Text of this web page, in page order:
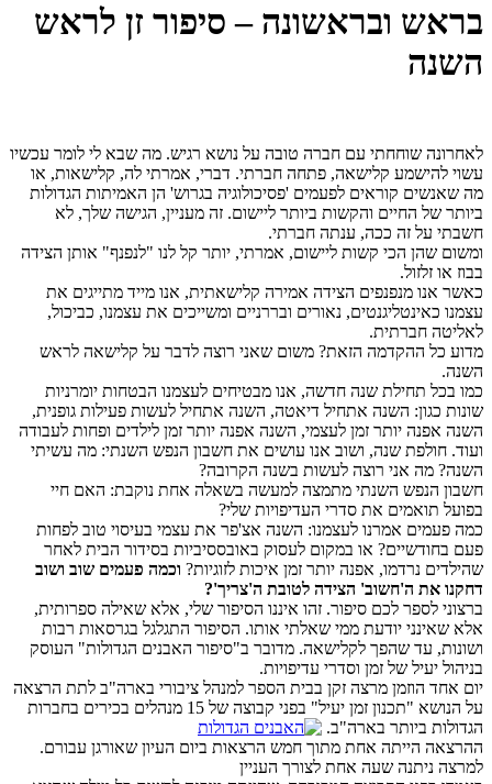
בראש ובראשונה – סיפור זן לראש
השנה
לאחרונה שוחחתי עם חברה טובה על נושא רגיש. מה שבא לי לומר עכשיו
עשוי להישמע קלישאה, פתחה חברתי. דברי, אמרתי לה, קלישאות, או
מה שאנשים קוראים לפעמים 'פסיכולוגיה בגרוש' הן האמיתות הגדולות
ביותר של החיים והקשות ביותר ליישום. זה מעניין, הגישה שלך, לא
חשבתי על זה ככה, ענתה חברתי.
ומשום שהן הכי קשות ליישום, אמרתי, יותר קל לנו "לנפנף" אותן הצידה
בבוז או זלזול.
כאשר אנו מנפנפים הצידה אמירה קלישאתית, אנו מייד מתייגים את
עצמנו כאינטליגנטים, נאורים ובררניים ומשייכים את עצמנו, כביכול,
לאליטה חברתית.
מדוע כל ההקדמה הזאת? משום שאני רוצה לדבר על קלישאה לראש
השנה.
כמו בכל תחילת שנה חדשה, אנו מבטיחים לעצמנו הבטחות יומרניות
שונות כגון: השנה אתחיל דיאטה, השנה אתחיל לעשות פעילות גופנית,
השנה אפנה יותר זמן לעצמי, השנה אפנה יותר זמן לילדים ופחות לעבודה
ועוד. חולפת שנה, ושוב אנו עושים את חשבון הנפש השנתי: מה עשיתי
השנה? מה אני רוצה לעשות בשנה הקרובה?
חשבון הנפש השנתי מתמצה למעשה בשאלה אחת נוקבת: האם חיי
בפועל תואמים את סדרי העדיפויות שלי?
כמה פעמים אמרנו לעצמנו: השנה אצ'פר את עצמי בעיסוי טוב לפחות
פעם בחודשיים? או במקום לעסוק באובססיביות בסידור הבית לאחר
שהילדים נרדמו, אפנה יותר זמן איכות לזוגיות? וכמה פעמים שוב ושוב
דחקנו את ה'חשוב' הצידה לטובת ה'צריך'?
ברצוני לספר לכם סיפור. זהו איננו הסיפור שלי, אלא שאילה ספרותית,
אלא שאינני יודעת ממי שאלתי אותו. הסיפור התגלגל בגרסאות רבות
ושונות, עד שהפך לקלישאה. מדובר ב"סיפור האבנים הגדולות" העוסק
בניהול יעיל של זמן וסדרי עדיפויות.
יום אחד הוזמן מרצה זקן בבית הספר למנהל ציבורי בארה"ב לתת הרצאה
על הנושא "תכנון זמן יעיל" בפני קבוצה של 15 מנהלים בכירים בחברות
הגדולות ביותר בארה"ב.
ההרצאה הייתה אחת מתוך חמש הרצאות ביום העיון שאורגן עבורם.
למרצה ניתנה שעה אחת לצורך העניין